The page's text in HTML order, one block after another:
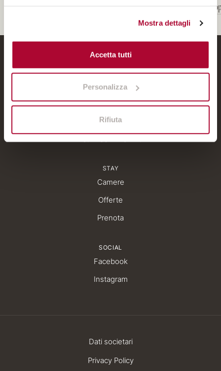
Mostra dettagli
Accetta tutti
Personalizza
Rifiuta
Scopri
CONTACTS
Via San Gallo 30, 50129 Firenze (FI)
hotel@ortodeimedici.it
+39 055 48 34 27
SOCIAL
Facebook
Instagram
STAY
Camere
Offerte
Prenota
Dati societari
Privacy Policy